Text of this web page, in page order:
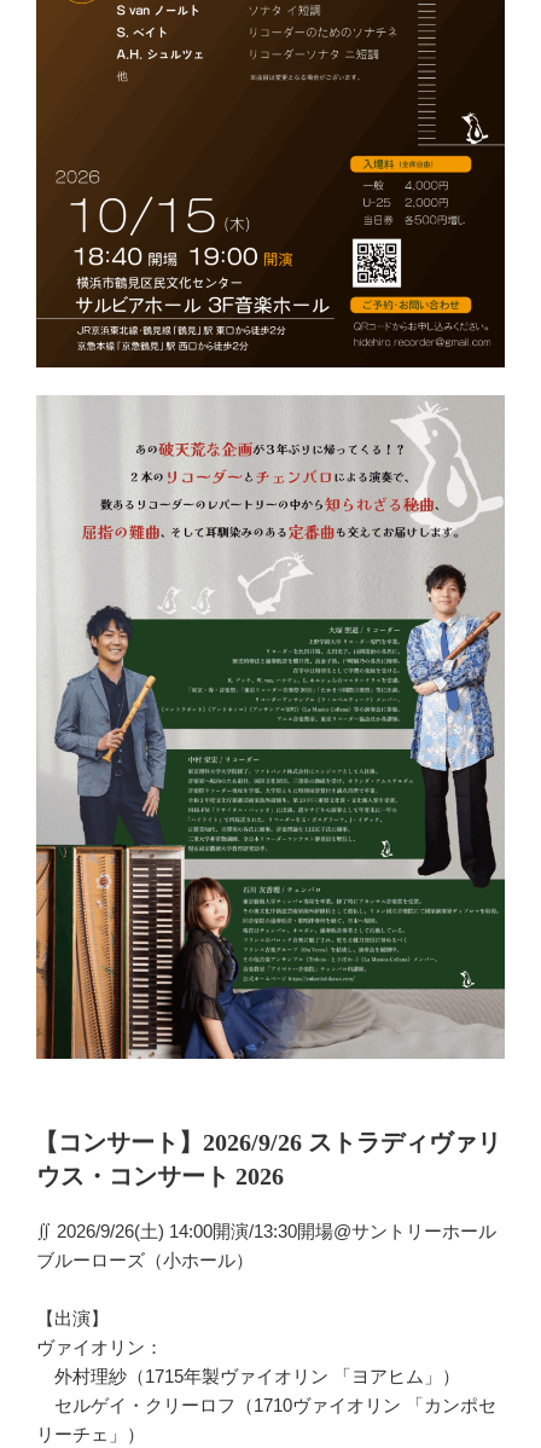
日:
【コンサート】2026/9/26 ストラディヴァリ
ウス・コンサート 2026
∬ 2026/9/26(土) 14:00開演/13:30開場@サントリーホール
ブルーローズ（小ホール）
【出演】
ヴァイオリン：
外村理紗（1715年製ヴァイオリン 「ヨアヒム」）
セルゲイ・クリーロフ（1710ヴァイオリン 「カンポセ
リーチェ」）